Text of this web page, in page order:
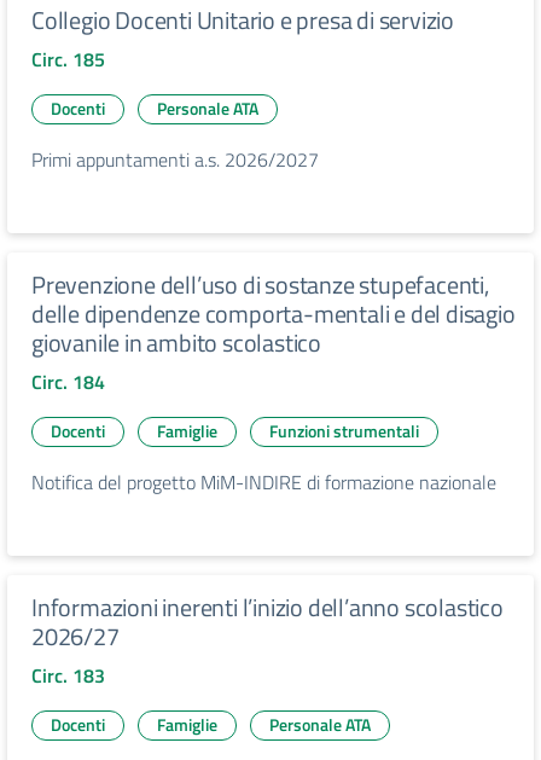
Collegio Docenti Unitario e presa di servizio
Circ. 185
Docenti Personale ATA
Primi appuntamenti a.s. 2026/2027
Prevenzione dell’uso di sostanze stupefacenti,
delle dipendenze comporta-mentali e del disagio
giovanile in ambito scolastico
Circ. 184
Docenti Famiglie Funzioni strumentali
Notifica del progetto MiM-INDIRE di formazione nazionale
Informazioni inerenti l’inizio dell’anno scolastico
2026/27
Circ. 183
Docenti Famiglie Personale ATA